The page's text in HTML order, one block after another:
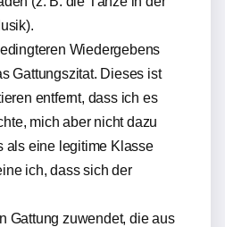
Wiedergebens
Gattungszitat. Dieses ist
entfernt, dass ich es
mich aber nicht dazu
als eine legitime Klasse
ich, dass sich der
Gattung zuwendet, die aus